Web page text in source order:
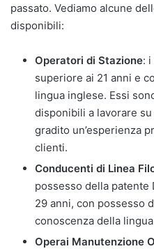
passato. Vediamo alcune
disponibili:
Operatori di Stazione: i
superiore ai 21 anni e
lingua inglese. Essi
disponibili a lavorare
gradito un’esperienza
clienti.
Conducenti di Linea
possesso della patente
29 anni, con possesso
conoscenza della
Operai Manutenzione